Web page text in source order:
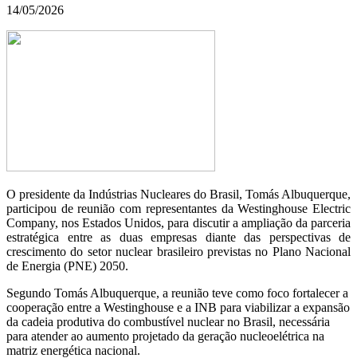
14/05/2026
O presidente da Indústrias Nucleares do Brasil, Tomás Albuquerque,
participou de reunião com representantes da Westinghouse Electric
Company, nos Estados Unidos, para discutir a ampliação da parceria
estratégica entre as duas empresas diante das perspectivas de
crescimento do setor nuclear brasileiro previstas no Plano Nacional
de Energia (PNE) 2050.
Segundo Tomás Albuquerque, a reunião teve como foco fortalecer a
cooperação entre a Westinghouse e a INB para viabilizar a expansão
da cadeia produtiva do combustível nuclear no Brasil, necessária
para atender ao aumento projetado da geração nucleoelétrica na
matriz energética nacional.